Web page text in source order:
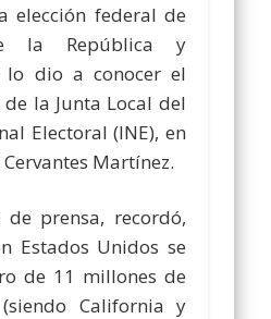
elección federal de
la República y
lo dio a conocer el
la Junta Local del
Electoral (INE), en
Cervantes Martínez.
de prensa, recordó,
Estados Unidos se
de 11 millones de
(siendo California y